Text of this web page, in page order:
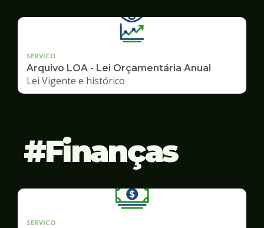
SERVICO
Arquivo LOA - Lei Orçamentária Anual
Lei Vigente e histórico
Finanças
SERVICO